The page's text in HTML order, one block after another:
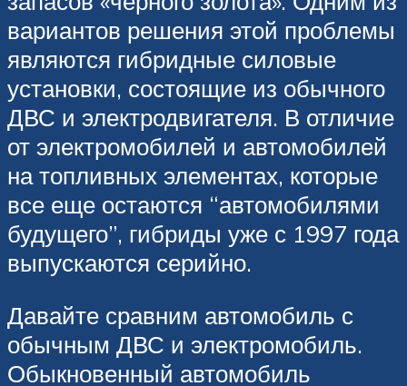
вариантов решения этой проблемы
являются гибридные силовые
установки, состоящие из обычного
ДВС и электродвигателя. В отличие
от электромобилей и автомобилей
на топливных элементах, которые
все еще остаются “автомобилями
будущего”, гибриды уже с 1997 года
выпускаются серийно.
Давайте сравним автомобиль с
обычным ДВС и электромобиль.
Обыкновенный автомобиль